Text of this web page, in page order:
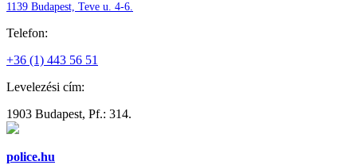
1139 Budapest, Teve u. 4-6.
Telefon:
+36 (1) 443 56 51
Levelezési cím:
1903 Budapest, Pf.: 314.
police.hu